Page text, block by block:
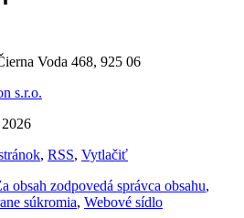
Voda 468, 925 06
s.r.o.
, RSS, Vytlačiť
obsah zodpovedá správca obsahu,
súkromia, Webové sídlo